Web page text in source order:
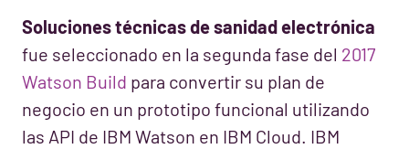
Soluciones técnicas de sanidad electrónica
fue seleccionado en la segunda fase del 2017
Watson Build para convertir su plan de
negocio en un prototipo funcional utilizando
las API de IBM Watson en IBM Cloud. IBM